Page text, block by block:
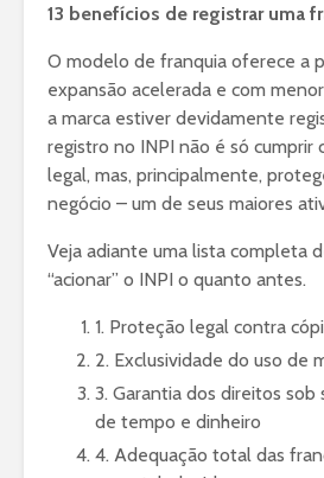
13 benefícios de registrar uma
O modelo de franquia oferece a
expansão acelerada e com
a marca estiver devidamente
registro no INPI não é só cumprir
legal, mas, principalmente,
negócio – um de seus maiores
Veja adiante uma lista completa
“acionar” o INPI o quanto antes.
1. Proteção legal contra
2. Exclusividade do uso de
3. Garantia dos direitos
de tempo e dinheiro
4. Adequação total das